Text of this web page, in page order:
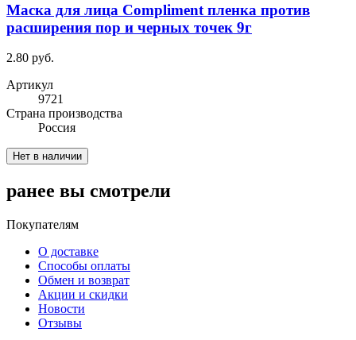
Маска для лица Compliment пленка против
расширения пор и черных точек 9г
2.80 руб.
Артикул
9721
Cтрана производства
Россия
Нет в наличии
ранее вы смотрели
Покупателям
О доставке
Способы оплаты
Обмен и возврат
Акции и скидки
Новости
Отзывы